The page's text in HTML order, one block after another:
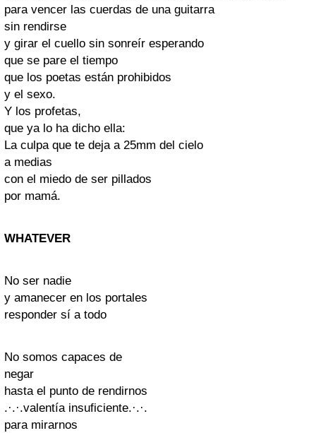
para vencer las cuerdas de una guitarra
sin rendirse
y girar el cuello sin sonreír esperando
que se pare el tiempo
que los poetas están prohibidos
y el sexo.
Y los profetas,
que ya lo ha dicho ella:
La culpa que te deja a 25mm del cielo
a medias
con el miedo de ser pillados
por mamá.
WHATEVER
No ser nadie
y amanecer en los portales
responder sí a todo
No somos capaces de
negar
hasta el punto de rendirnos
.·.·.valentía insuficiente.·.·.
para mirarnos